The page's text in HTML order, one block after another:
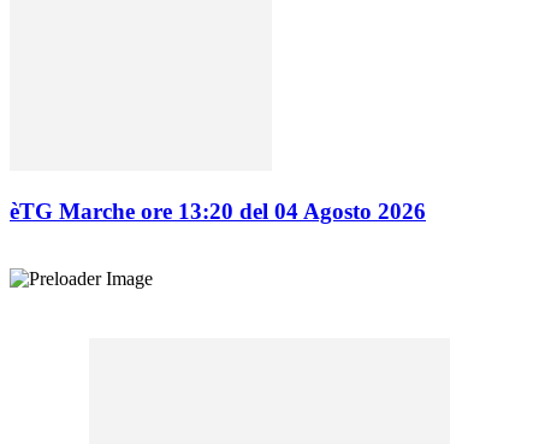
èTG Marche ore 13:20 del 04 Agosto 2026